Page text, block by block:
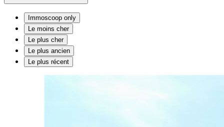
Immoscoop only
Le moins cher
Le plus cher
Le plus ancien
Le plus récent